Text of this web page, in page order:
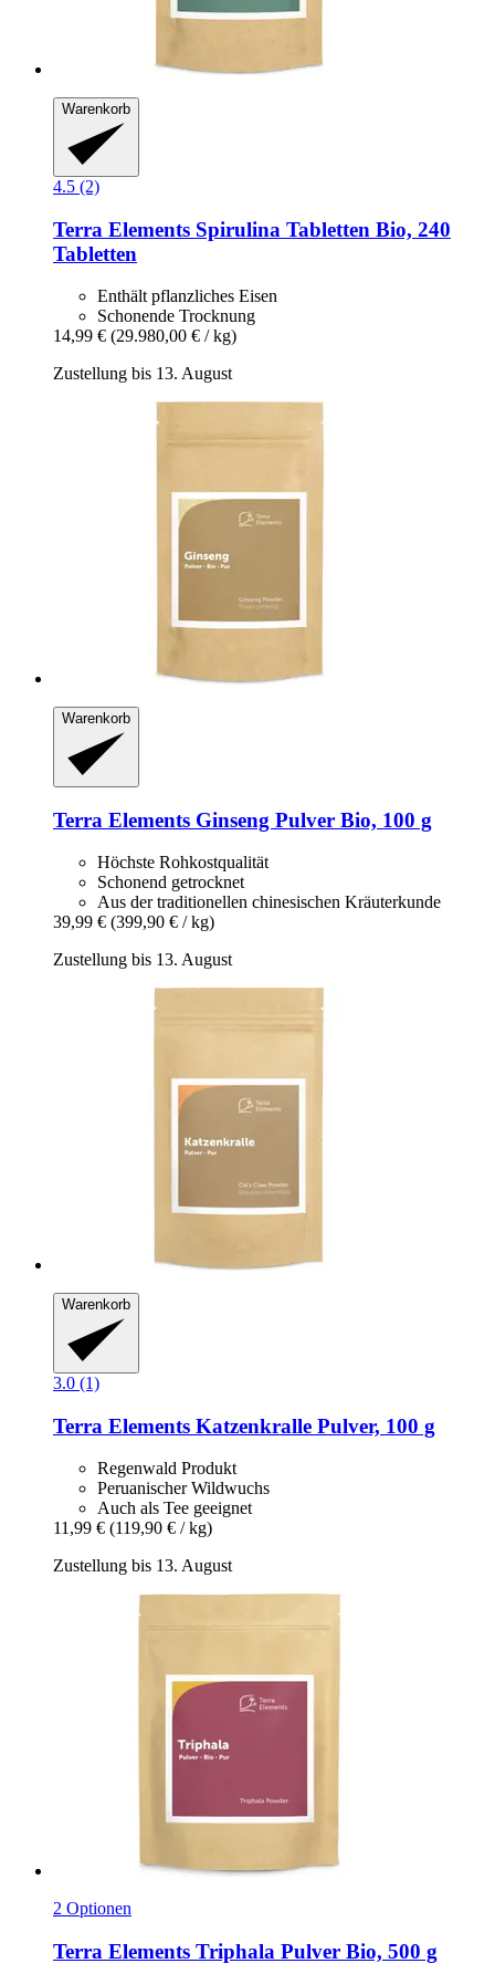
Warenkorb
4.5 (2)
Terra Elements Spirulina Tabletten Bio, 240
Tabletten
Enthält pflanzliches Eisen
Schonende Trocknung
14,99 € (29.980,00 € / kg)
Zustellung bis 13. August
Warenkorb
Terra Elements Ginseng Pulver Bio, 100 g
Höchste Rohkostqualität
Schonend getrocknet
Aus der traditionellen chinesischen Kräuterkunde
39,99 € (399,90 € / kg)
Zustellung bis 13. August
Warenkorb
3.0 (1)
Terra Elements Katzenkralle Pulver, 100 g
Regenwald Produkt
Peruanischer Wildwuchs
Auch als Tee geeignet
11,99 € (119,90 € / kg)
Zustellung bis 13. August
2 Optionen
Terra Elements Triphala Pulver Bio, 500 g